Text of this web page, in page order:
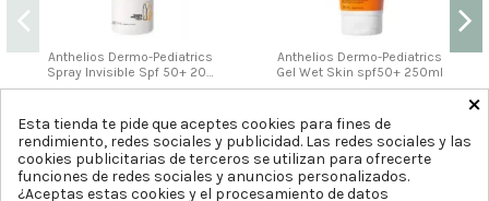
Anthelios Dermo-Pediatrics
Spray Invisible Spf 50+ 200
Ml
Comprar
Anthelios Dermo-Pediatrics
Gel Wet Skin spf50+ 250ml
Comprar
×
Esta tienda te pide que aceptes cookies para fines de
rendimiento, redes sociales y publicidad. Las redes sociales y las
cookies publicitarias de terceros se utilizan para ofrecerte
funciones de redes sociales y anuncios personalizados.
¿Aceptas estas cookies y el procesamiento de datos